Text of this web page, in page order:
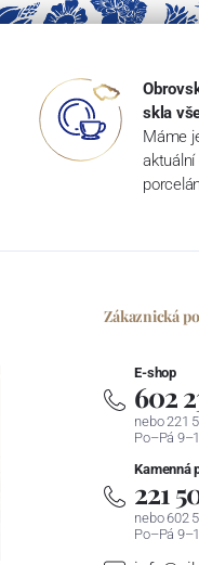
skla
Máme
Zákaznická
E-shop
602
nebo 221
Po–Pá
Kamenná
221
nebo 602
Po–Pá